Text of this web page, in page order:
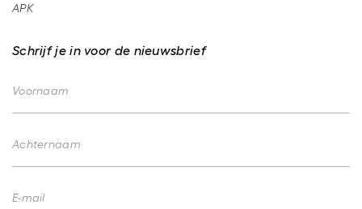
APK
Schrijf je in voor de nieuwsbrief
Voornaam
Achternaam
E-mail